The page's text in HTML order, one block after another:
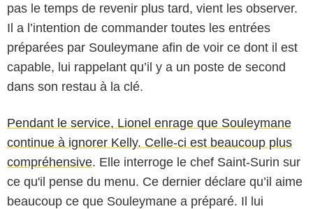
pas le temps de revenir plus tard, vient les observer.
Il a l’intention de commander toutes les entrées
préparées par Souleymane afin de voir ce dont il est
capable, lui rappelant qu’il y a un poste de second
dans son restau à la clé.
Pendant le service, Lionel enrage que Souleymane
continue à ignorer Kelly. Celle-ci est beaucoup plus
compréhensive. Elle interroge le chef Saint-Surin sur
ce qu'il pense du menu. Ce dernier déclare qu’il aime
beaucoup ce que Souleymane a préparé. Il lui